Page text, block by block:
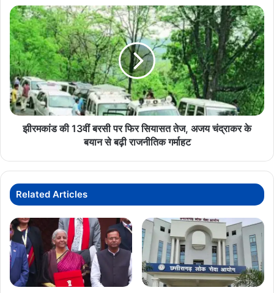
को
लगाई
आग,
गांव
में
तनाव
झीरमकांड
की
13वीं
बरसी
पर
फिर
सियासत
तेज,
अजय
चंद्राकर
राजनीतिक
गर्माहट
झीरमकांड की 13वीं बरसी पर फिर सियासत तेज, अजय चंद्राकर के
बयान से बढ़ी राजनीतिक गर्माहट
Related Articles